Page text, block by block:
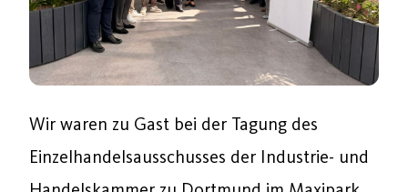
Wir waren zu Gast bei der Tagung des
Einzelhandelsausschusses der Industrie- und